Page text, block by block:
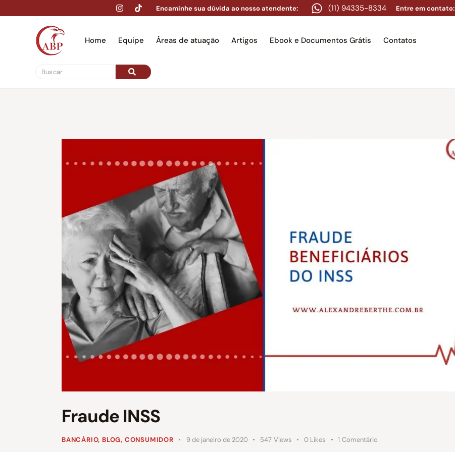
Encaminhe sua dúvida ao nosso atendente: (11) 94335-8334 Entre em contato:
Home Equipe Áreas de atuação Artigos Ebook e Documentos Grátis Contatos
Fraude INSS
BANCÁRIO, BLOG, CONSUMIDOR 9 de janeiro de 2020 547 Views 0 Likes 1 Comentário